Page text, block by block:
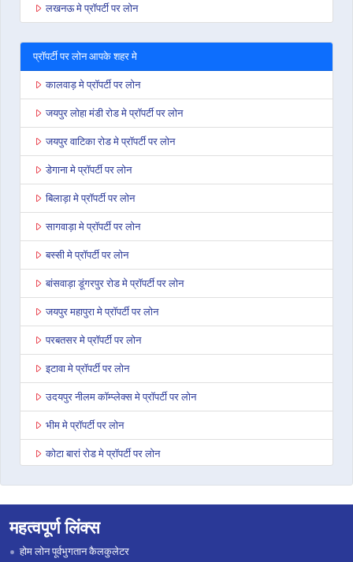
लखनऊ मे प्रॉपर्टी पर लोन
प्रॉपर्टी पर लोन आपके शहर मे
कालवाड़ मे प्रॉपर्टी पर लोन
जयपुर लोहा मंडी रोड मे प्रॉपर्टी पर लोन
जयपुर वाटिका रोड मे प्रॉपर्टी पर लोन
डेगाना मे प्रॉपर्टी पर लोन
बिलाड़ा मे प्रॉपर्टी पर लोन
सागवाड़ा मे प्रॉपर्टी पर लोन
बस्सी मे प्रॉपर्टी पर लोन
बांसवाड़ा डूंगरपुर रोड मे प्रॉपर्टी पर लोन
जयपुर महापुरा मे प्रॉपर्टी पर लोन
परबतसर मे प्रॉपर्टी पर लोन
इटावा मे प्रॉपर्टी पर लोन
उदयपुर नीलम कॉम्प्लेक्स मे प्रॉपर्टी पर लोन
भीम मे प्रॉपर्टी पर लोन
कोटा बारां रोड मे प्रॉपर्टी पर लोन
जोधपुर पाओटा मे प्रॉपर्टी पर लोन
महत्वपूर्ण लिंक्स
होम लोन पूर्वभुगतान कैलकुलेटर